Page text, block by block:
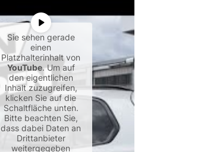
Sie sehen gerade
einen
Platzhalterinhalt von
YouTube. Um auf
den eigentlichen
Inhalt zuzugreifen,
klicken Sie auf die
Schaltfläche unten.
Bitte beachten Sie,
dass dabei Daten an
Drittanbieter
weitergegeben